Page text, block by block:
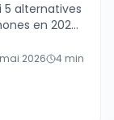
votre
5 alternatives
en 2026,
2026 4 min